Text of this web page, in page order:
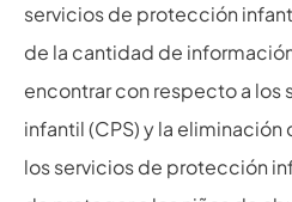
servicios de protección
de la cantidad de
encontrar con respecto a
infantil (CPS) y la eliminación
los servicios de protección